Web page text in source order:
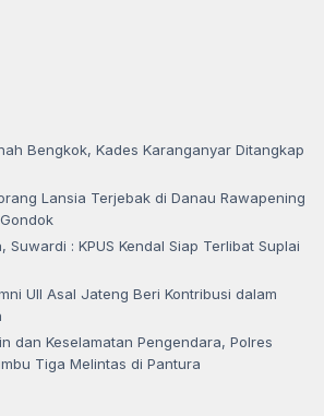
Bengkok, Kades Karanganyar Ditangkap
Lansia Terjebak di Danau Rawapening
Suwardi : KPUS Kendal Siap Terlibat Suplai
UII Asal Jateng Beri Kontribusi dalam
dan Keselamatan Pengendara, Polres
Tiga Melintas di Pantura